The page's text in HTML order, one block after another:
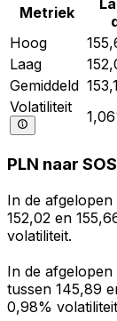
Metriek
Hoog
Laag
Gemiddeld
Volatiliteit
PLN naar
In de
152,02 en
volatiliteit.
In de
tussen 145,89
0,98%